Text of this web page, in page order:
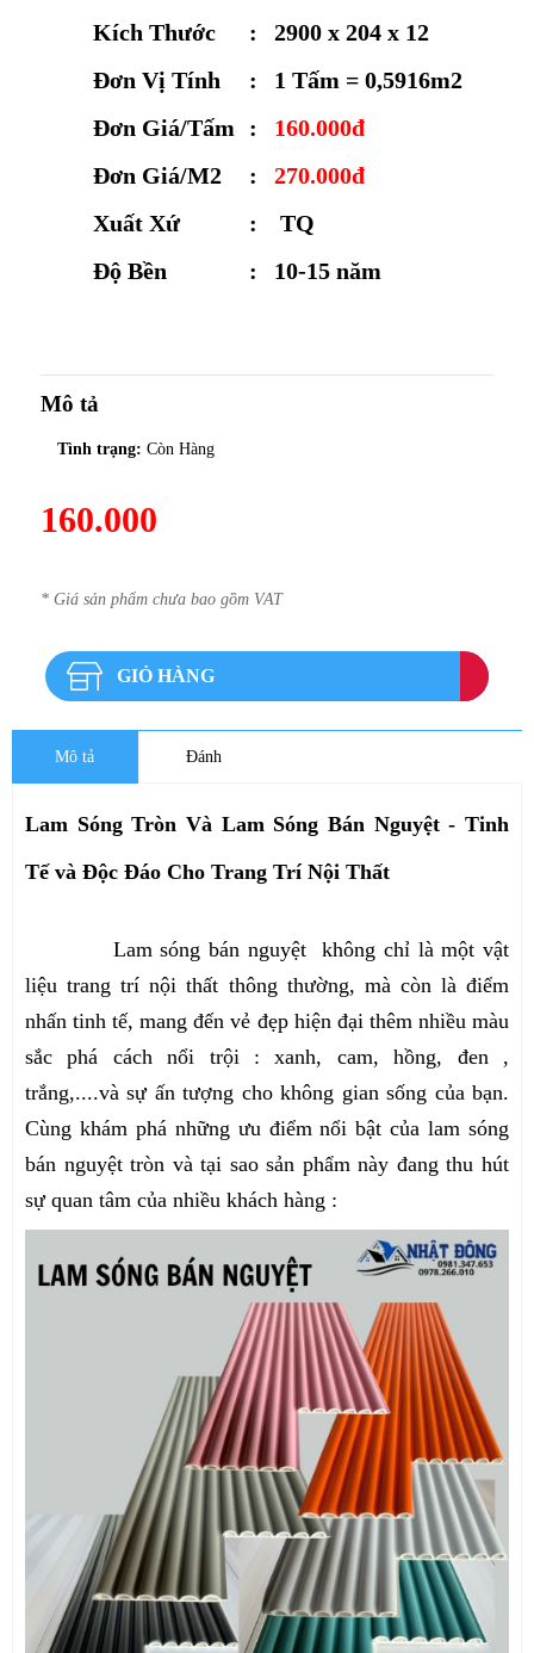
Kích Thước
:
2900 x 204 x 12
Đơn Vị Tính
:
1 Tấm = 0,5916m2
Đơn Giá/Tấm
:
160.000đ
Đơn Giá/M2
:
270.000đ
Xuất Xứ
:
TQ
Độ Bền
: 10-15 năm
Mô tả
Tình trạng: Còn Hàng
160.000
* Giá sản phẩm chưa bao gồm VAT
GIỎ HÀNG
Mô tả Đánh
Lam Sóng Tròn Và Lam Sóng Bán Nguyệt - Tinh
Tế và Độc Đáo Cho Trang Trí Nội Thất
Lam sóng bán nguyệt không chỉ là một vật
liệu trang trí nội thất thông thường, mà còn là điểm
nhấn tinh tế, mang đến vẻ đẹp hiện đại thêm nhiều màu
sắc phá cách nổi trội : xanh, cam, hồng, đen ,
trắng,....và sự ấn tượng cho không gian sống của bạn.
Cùng khám phá những ưu điểm nổi bật của lam sóng
bán nguyệt tròn và tại sao sản phẩm này đang thu hút
sự quan tâm của nhiều khách hàng :